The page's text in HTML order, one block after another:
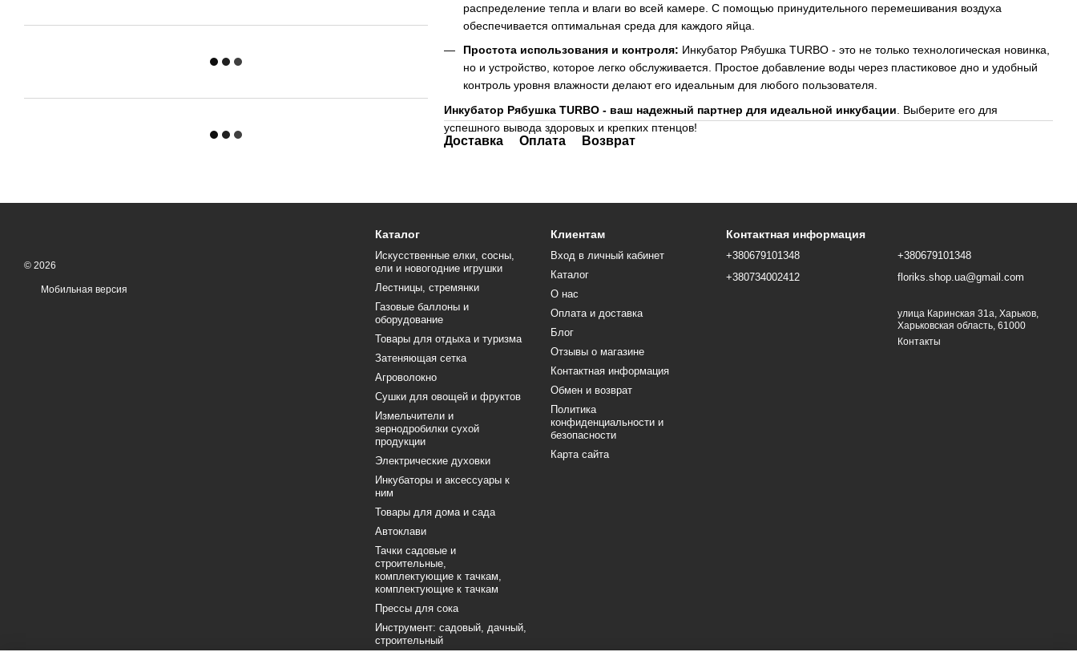
распределение тепла и влаги во всей камере. С помощью принудительного перемешивания воздуха
обеспечивается оптимальная среда для каждого яйца.
Простота использования и контроля: Инкубатор Рябушка TURBO - это не только технологическая новинка,
но и устройство, которое легко обслуживается. Простое добавление воды через пластиковое дно и удобный
контроль уровня влажности делают его идеальным для любого пользователя.
Инкубатор Рябушка TURBO - ваш надежный партнер для идеальной инкубации . Выберите его для
успешного вывода здоровых и крепких птенцов!
Доставка Оплата Возврат
© 2026
Мобильная версия
Каталог
Искусственные елки, сосны,
ели и новогодние игрушки
Лестницы, стремянки
Газовые баллоны и
оборудование
Товары для отдыха и туризма
Затеняющая сетка
Агроволокно
Сушки для овощей и фруктов
Измельчители и
зернодробилки сухой
продукции
Электрические духовки
Инкубаторы и аксессуары к
ним
Товары для дома и сада
Автоклави
Тачки садовые и
строительные,
комплектующие к тачкам,
комплектующие к тачкам
Прессы для сока
Инструмент: садовый, дачный,
строительный
Клиентам
Вход в личный кабинет
Каталог
О нас
Оплата и доставка
Блог
Отзывы о магазине
Контактная информация
Обмен и возврат
Политика
конфиденциальности и
безопасности
Карта сайта
Контактная информация
+380679101348
+380734002412
+380679101348
floriks.shop.ua@gmail.com
улица Каринская 31а, Харьков,
Харьковская область, 61000
Контакты